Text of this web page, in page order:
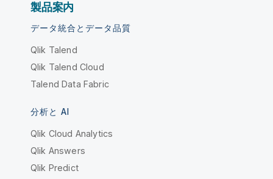
製品案内
データ統合とデータ品質
Qlik Talend
Qlik Talend Cloud
Talend Data Fabric
分析と AI
Qlik Cloud Analytics
Qlik Answers
Qlik Predict